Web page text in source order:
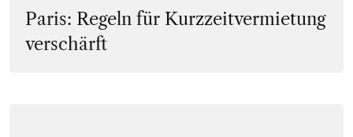
Paris: Regeln für Kurzzeitvermietung
verschärft